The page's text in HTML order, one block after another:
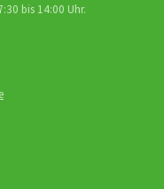
bis 14:00 Uhr.